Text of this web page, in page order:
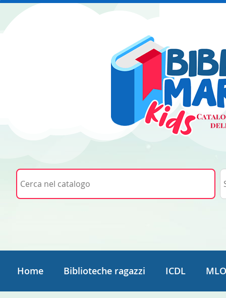
Cerca su "Cerca nel catalogo"
Home Biblioteche ragazzi ICDL